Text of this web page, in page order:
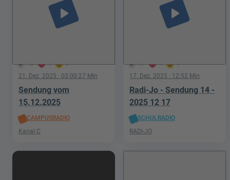
10 1 0
play_arrow
21. Dez. 2025 · 03:00:27 Min
Sendung vom
15.12.2025
CAMPUSRADIO
Kanal C
41 4 4
play_arrow
17. Dez. 2025 · 12:52 Min
Radi-Jo - Sendung 14 -
2025 12 17
SCHULRADIO
RADI-JO